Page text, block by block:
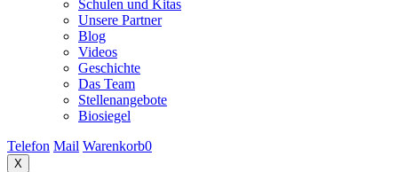
Schulen und Kitas
Unsere Partner
Blog
Videos
Geschichte
Das Team
Stellenangebote
Biosiegel
Telefon Mail Warenkorb0
X